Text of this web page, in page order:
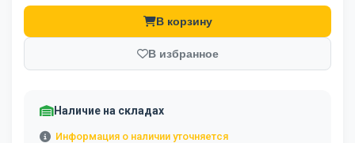
В корзину
В избранное
Наличие на складах
Информация о наличии уточняется